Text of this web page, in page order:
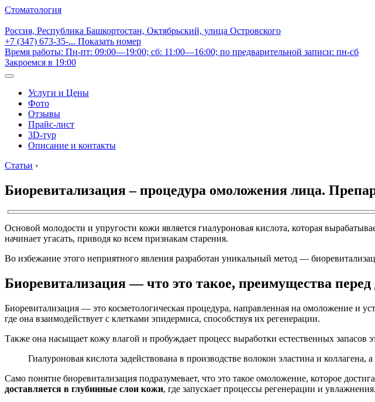
Стоматология
Россия, Республика Башкортостан, Октябрьский, улица Островского
+7 (347) 673-35-... Показать номер
Время работы: Пн-пт: 09:00—19:00; сб: 11:00—16:00; по предварительной записи: пн-сб
Закроемся в 19:00
Услуги и Цены
Фото
Отзывы
Прайс-лист
3D-тур
Описание и контакты
Статьи ›
Биоревитализация – процедура омоложения лица.
Основой молодости и упругости кожи является гиалуроновая кислота, которая
начинает угасать, приводя ко всем признакам старения.
Во избежание этого неприятного явления разработан уникальный метод —
Биоревитализация — что это такое, преимущества
Биоревитализация — это косметологическая процедура, направленная на омоложение и
где она взаимодействует с клетками эпидермиса, способствуя их регенерации.
Также она насыщает кожу влагой и пробуждает процесс выработки естественных запасов
Гиалуроновая кислота задействована в производстве волокон эластина и
Само понятие биоревитализация подразумевает, что это такое омоложение, которое
доставляется в глубинные слои кожи, где запускает процессы регенерации и увлажнения.